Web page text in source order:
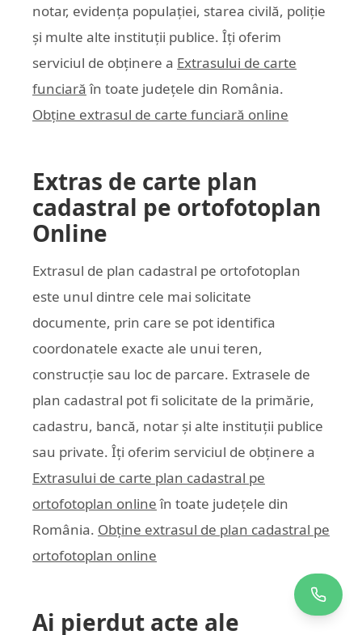
notar, evidența populației, starea civilă, poliție
și multe alte instituții publice. Îți oferim
serviciul de obținere a Extrasului de carte
funciară în toate județele din România.
Obține extrasul de carte funciară online
Extras de carte plan
cadastral pe ortofotoplan
Online
Extrasul de plan cadastral pe ortofotoplan
este unul dintre cele mai solicitate
documente, prin care se pot identifica
coordonatele exacte ale unui teren,
construcție sau loc de parcare. Extrasele de
plan cadastral pot fi solicitate de la primărie,
cadastru, bancă, notar și alte instituții publice
sau private. Îți oferim serviciul de obținere a
Extrasului de carte plan cadastral pe
ortofotoplan online în toate județele din
România. Obține extrasul de plan cadastral pe
ortofotoplan online
Ai pierdut acte ale